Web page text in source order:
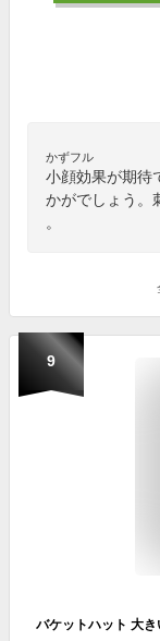
かずフル
小顔効果が期待
かがでしょう。
。
9